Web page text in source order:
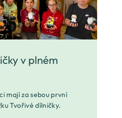
v plném
mají za sebou první
Tvořivé dílničky.